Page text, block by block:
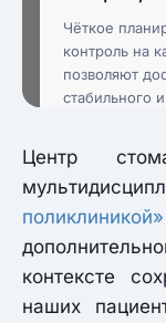
Чёткое
контроль на
позволяют
стабильного
Центр
контексте
наших